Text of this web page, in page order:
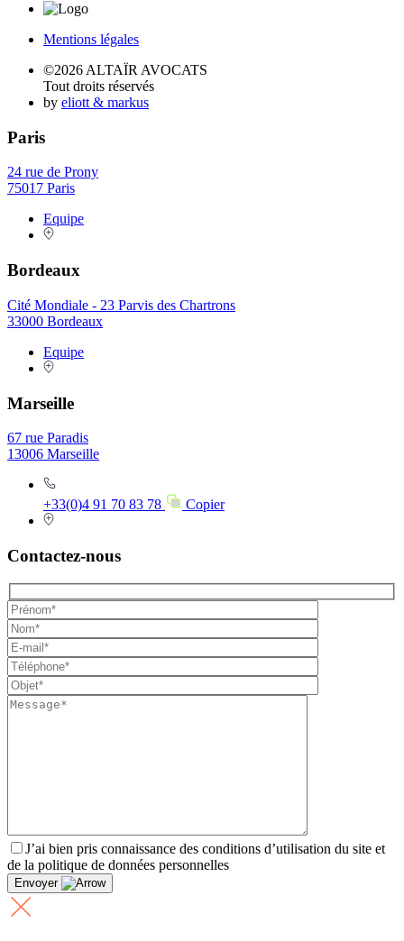
Mentions légales
©2026 ALTAÏR AVOCATS
Tout droits réservés
by eliott & markus
Paris
24 rue de Prony
75017 Paris
Equipe
Bordeaux
Cité Mondiale - 23 Parvis des Chartrons
33000 Bordeaux
Equipe
Marseille
67 rue Paradis
13006 Marseille
+33(0)4 91 70 83 78 Copier
Contactez-nous
J’ai bien pris connaissance des conditions d’utilisation du site et
de la politique de données personnelles
Envoyer